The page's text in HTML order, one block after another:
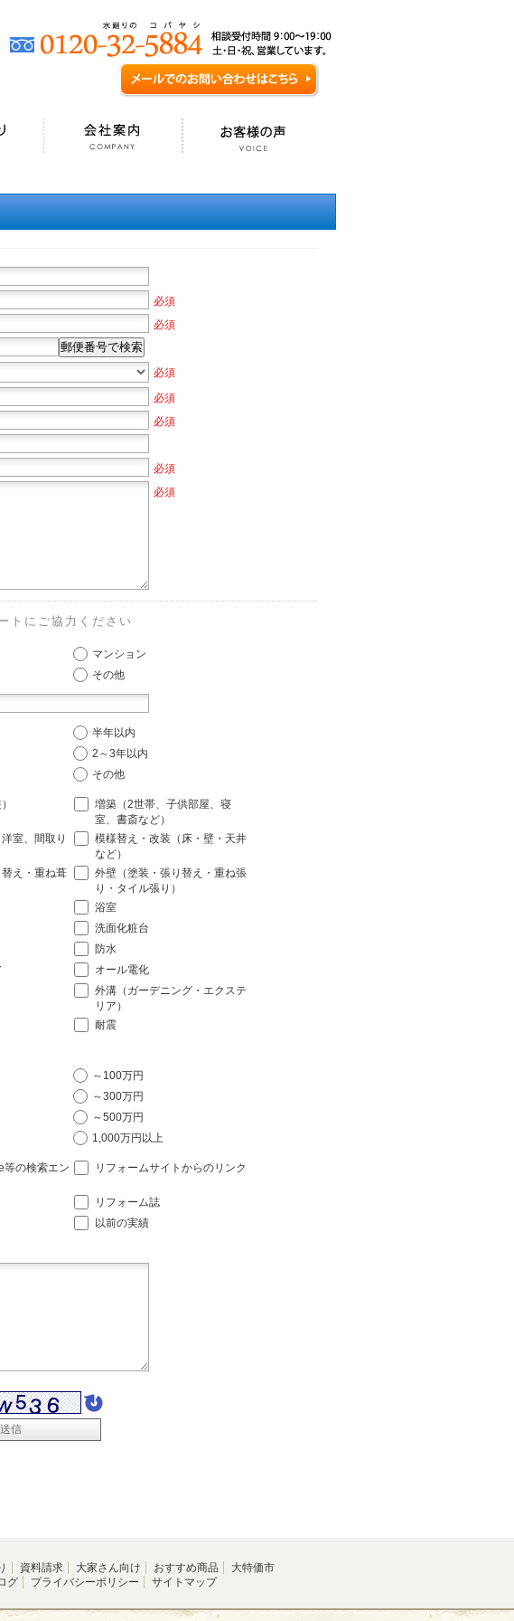
必須
必須
郵便番号で検索
必須
必須
必須
必須
必須
トにご協力ください
マンション
その他
半年以内
2～3年以内
その他
増築（2世帯、子供部屋、寝
室、書斎など）
室、間取り
模様替え・改装（床・壁・天井
など）
え・重ね葺
外壁（塗装・張り替え・重ね張
り・タイル張り）
浴室
洗面化粧台
防水
オール電化
外溝（ガーデニング・エクステ
リア）
耐震
～100万円
～300万円
～500万円
1,000万円以上
等の検索エン
リフォームサイトからのリンク
リフォーム誌
以前の実績
資料請求 大家さん向け おすすめ商品
大特価市
グ プライバシーポリシー サイトマップ